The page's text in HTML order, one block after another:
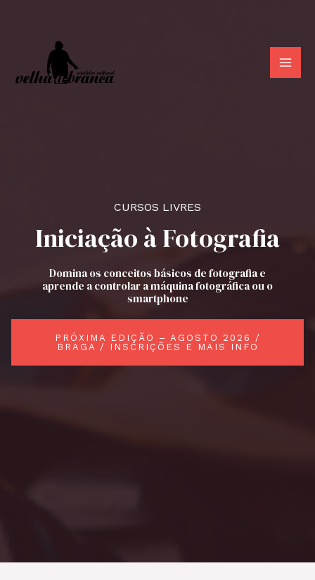
CURSOS LIVRES
Iniciação à Fotografia
Domina os conceitos básicos de fotografia e
aprende a controlar a máquina fotográfica ou o
smartphone
PRÓXIMA EDIÇÃO – AGOSTO 2026 /
BRAGA / INSCRIÇÕES E MAIS INFO